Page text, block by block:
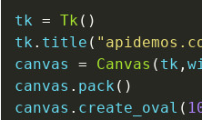
tk = Tk ( )
tk . title (
canvas = Canvas ( tk ,
canvas . pack ( )
canvas . create_oval (